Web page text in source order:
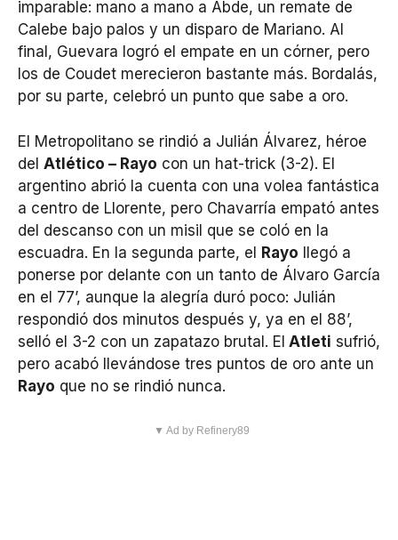
imparable: mano a mano a Abde, un remate de
Calebe bajo palos y un disparo de Mariano. Al
final, Guevara logró el empate en un córner, pero
los de Coudet merecieron bastante más. Bordalás,
por su parte, celebró un punto que sabe a oro.
El Metropolitano se rindió a Julián Álvarez, héroe
del Atlético – Rayo con un hat-trick (3-2). El
argentino abrió la cuenta con una volea fantástica
a centro de Llorente, pero Chavarría empató antes
del descanso con un misil que se coló en la
escuadra. En la segunda parte, el Rayo llegó a
ponerse por delante con un tanto de Álvaro García
en el 77’, aunque la alegría duró poco: Julián
respondió dos minutos después y, ya en el 88’,
selló el 3-2 con un zapatazo brutal. El Atleti sufrió,
pero acabó llevándose tres puntos de oro ante un
Rayo que no se rindió nunca.
▼ Ad by Refinery89